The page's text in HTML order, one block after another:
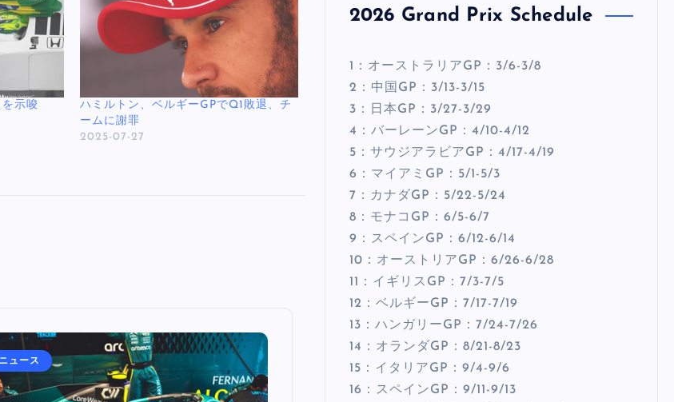
示唆
ハミルトン、ベルギーGPでQ1敗退、チ
ームに謝罪
2025-07-27
ニュース
2026 Grand Prix Schedule
1：オーストラリアGP：3/6-3/8
2：中国GP：3/13-3/15
3：日本GP：3/27-3/29
4：バーレーンGP：4/10-4/12
5：サウジアラビアGP：4/17-4/19
6：マイアミGP：5/1-5/3
7：カナダGP：5/22-5/24
8：モナコGP：6/5-6/7
9：スペインGP：6/12-6/14
10：オーストリアGP：6/26-6/28
11：イギリスGP：7/3-7/5
12：ベルギーGP：7/17-7/19
13：ハンガリーGP：7/24-7/26
14：オランダGP：8/21-8/23
15：イタリアGP：9/4-9/6
16：スペインGP：9/11-9/13